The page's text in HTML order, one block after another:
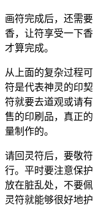
画符完成后，还需
香，让符享受一下
才算完成。
从上面的复杂过程
符是代表神灵的印
符就要去道观或请
售的印刷品，真正
量制作的。
请回灵符后，要敬
行。平时要注意保
放在脏乱处，不要
灵符就能够很好地